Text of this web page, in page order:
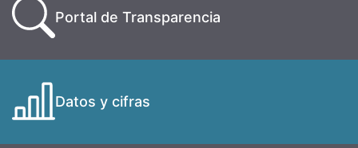
Portal de Transparencia
Datos y cifras